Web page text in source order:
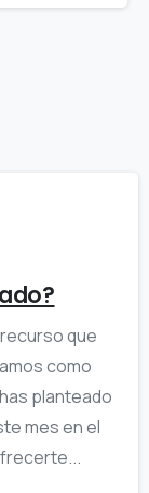
que
como
planteado
mes en el